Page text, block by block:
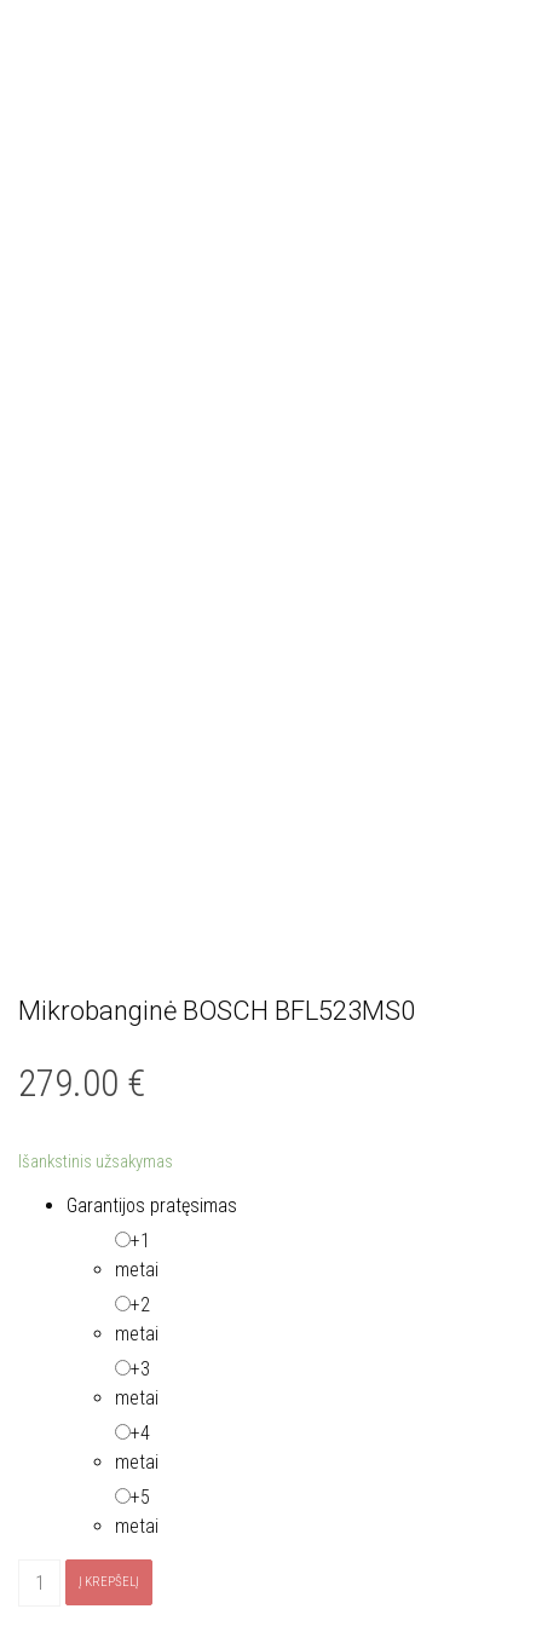
Mikrobanginė BOSCH BFL523MS0
279.00 €
Išankstinis užsakymas
Garantijos pratęsimas
+1
metai
+2
metai
+3
metai
+4
metai
+5
metai
produktoĮ KREPŠELĮ